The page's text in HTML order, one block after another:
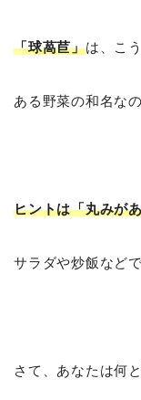
「球萵苣」は、こ
ある野菜の和名な
ヒントは「丸みが
サラダや炒飯など
さて、あなたは何